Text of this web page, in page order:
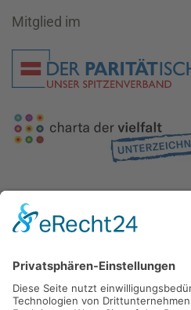
Mitglied im